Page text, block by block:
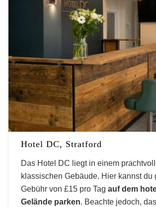
Hotel DC, Stratford
Das Hotel DC liegt in einem
klassischen Gebäude. Hier kannst du
Gebühr von £15 pro Tag auf dem
Gelände parken. Beachte jedoch,